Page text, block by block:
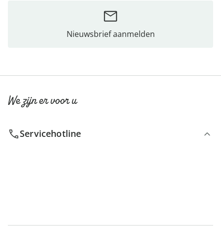
Nieuwsbrief aanmelden
We zijn er voor u
Servicehotline